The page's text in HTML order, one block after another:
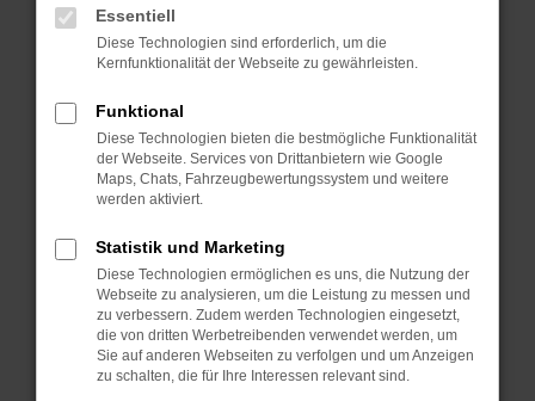
das Laden bestimmter Seiten verhindern.
Funktioniert die Seite in einem anderen Browser
oder in einem privaten Fenster?
Das kann manchmal helfen, vorübergehende
Probleme zu beheben.
Stelle sicher, dass dein Browser und dein
Betriebssystem auf dem neuesten Stand sind.
Sicherheitsrisiko, sondern kann auch dazu führen,
dass bestimmte Funktionen nicht mehr
unterstützt werden.
Wende dich an den Webseitenbetreiber.
Wenn du alle oben genannten Schritte versucht
hast, kontaktiere uns bitte. Wir werden versuchen,
Essentiell
Diese Technologien sind erforderlich, um die
Kernfunktionalität der Webseite zu gewährleisten.
Funktional
Diese Technologien bieten die bestmögliche Funktionalität
der Webseite. Services von Drittanbietern wie Google
Maps, Chats, Fahrzeugbewertungssystem und weitere
werden aktiviert.
Statistik und Marketing
Diese Technologien ermöglichen es uns, die Nutzung der
Webseite zu analysieren, um die Leistung zu messen und
zu verbessern. Zudem werden Technologien eingesetzt,
die von dritten Werbetreibenden verwendet werden, um
Sie auf anderen Webseiten zu verfolgen und um Anzeigen
zu schalten, die für Ihre Interessen relevant sind.